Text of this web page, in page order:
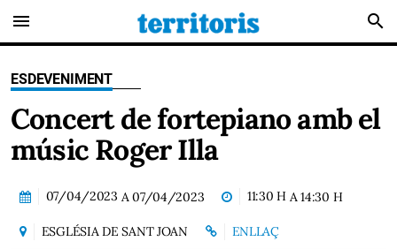
menu search
ESDEVENIMENT
Concert de fortepiano amb el
músic Roger Illa
07/04/2023 A07/04/2023 11:30 H A14:30 H
ESGLÉSIA DE SANT JOAN ENLLAÇ